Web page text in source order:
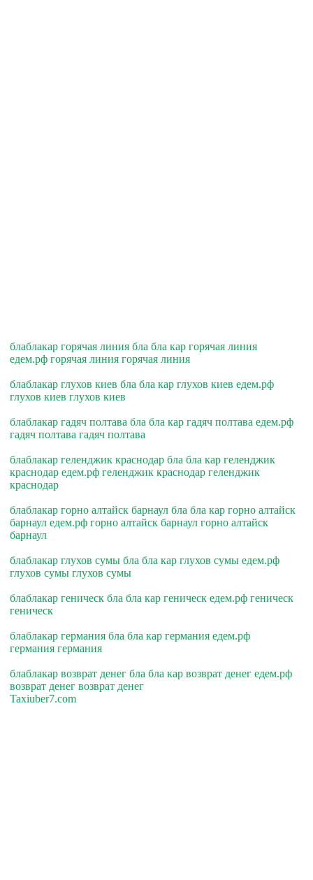
блаблакар горячая линия бла бла кар горячая линия
едем.рф горячая линия горячая линия
блаблакар глухов киев бла бла кар глухов киев едем.рф
глухов киев глухов киев
блаблакар гадяч полтава бла бла кар гадяч полтава едем.рф
гадяч полтава гадяч полтава
блаблакар геленджик краснодар бла бла кар геленджик
краснодар едем.рф геленджик краснодар геленджик
краснодар
блаблакар горно алтайск барнаул бла бла кар горно алтайск
барнаул едем.рф горно алтайск барнаул горно алтайск
барнаул
блаблакар глухов сумы бла бла кар глухов сумы едем.рф
глухов сумы глухов сумы
блаблакар геническ бла бла кар геническ едем.рф геническ
геническ
блаблакар германия бла бла кар германия едем.рф
германия германия
блаблакар возврат денег бла бла кар возврат денег едем.рф
возврат денег возврат денег
Taxiuber7.com